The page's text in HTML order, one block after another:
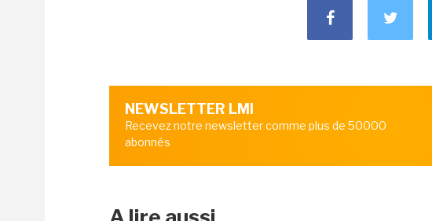
NEWSLETTER LMI
Recevez notre newsletter comme plus de 50000
abonnés